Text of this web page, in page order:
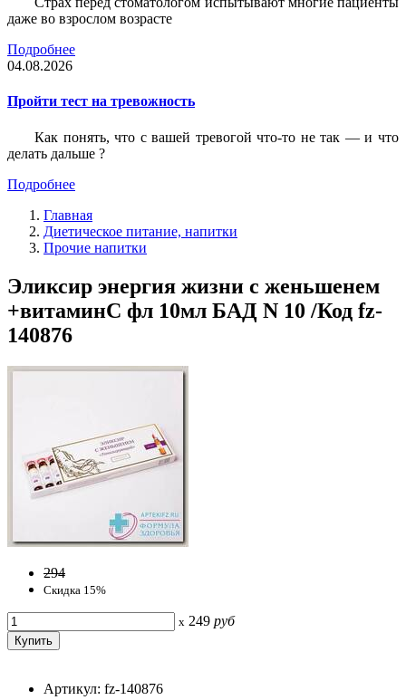
даже во взрослом возрасте
Подробнее
04.08.2026
Пройти тест на тревожность
Как понять, что с вашей тревогой что-то не так — и что
делать дальше ?
Подробнее
Главная
Диетическое питание, напитки
Прочие напитки
Эликсир энергия жизни с женьшенем
+витаминС фл 10мл БАД N 10 /Код fz-
140876
294
Скидка 15%
x 249 руб
Артикул: fz-140876